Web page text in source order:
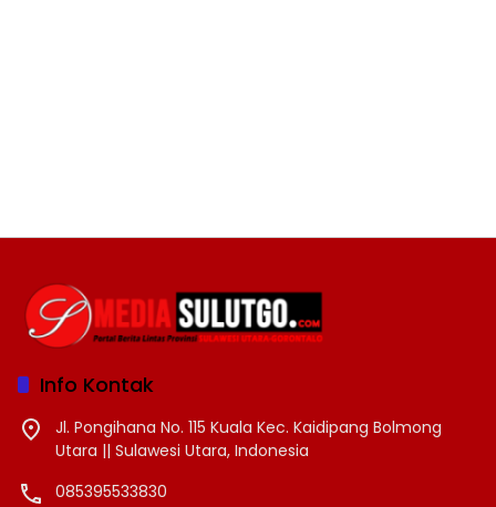
Info Kontak
Jl. Pongihana No. 115 Kuala Kec. Kaidipang Bolmong
Utara || Sulawesi Utara, Indonesia
085395533830